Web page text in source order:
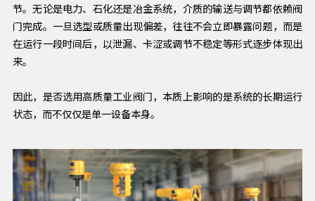
节。无论是电力、石化还是冶金系统，介质的输送与调节都依赖阀
门完成。一旦选型或质量出现偏差，往往不会立即暴露问题，而是
在运行一段时间后，以泄漏、卡涩或调节不稳定等形式逐步体现出
来。
因此，是否选用高质量工业阀门，本质上影响的是系统的长期运行
状态，而不仅仅是单一设备本身。